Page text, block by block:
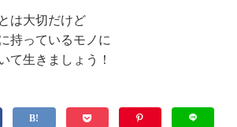
は大切だけど
持っているモノに
て生きましょう！